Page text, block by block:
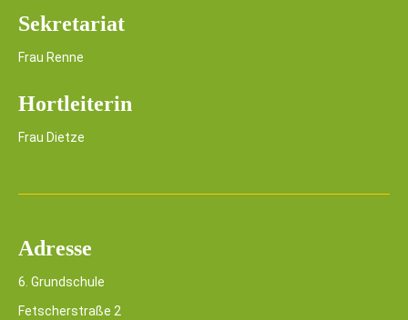
Sekretariat
Frau Renne
Hortleiterin
Frau Dietze
Adresse
6. Grundschule
Fetscherstraße 2